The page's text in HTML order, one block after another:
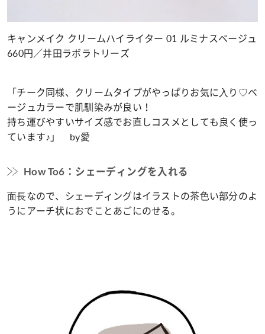
キャンメイク クリームハイライター 01 ルミナスベージュ
660円／井田ラボラトリーズ
「チーク同様、クリームタイプがやっぱりお気に⼊り♡ベ
ージュカラーで肌馴染みが良い！
持ち運びやすいサイズ感でお直しコスメとしても良く使っ
ています♪」 by愛
How To6：シェーディングを入れる
⾯⻑なので、シェーディングはイラストの茶色い部分のよ
うにアーチ状におでことあごにのせる。